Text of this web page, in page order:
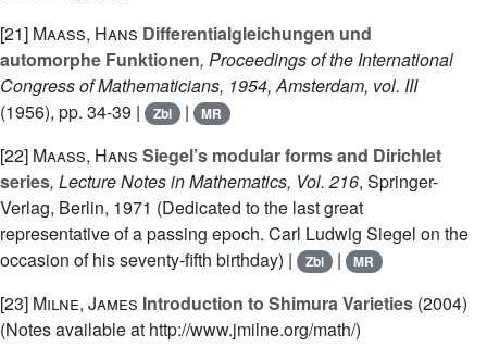
[21] Maass, Hans Differentialgleichungen und
automorphe Funktionen, Proceedings of the International
Congress of Mathematicians, 1954, Amsterdam, vol. III
(1956), pp. 34-39 |
Zbl | MR
[22] Maass, Hans Siegel’s modular forms and Dirichlet
series, Lecture Notes in Mathematics, Vol. 216, Springer-
Verlag, Berlin, 1971 (Dedicated to the last great
representative of a passing epoch. Carl Ludwig Siegel on the
occasion of his seventy-fifth birthday) |
Zbl | MR
[23] Milne, James Introduction to Shimura Varieties (2004)
(Notes available at http://www.jmilne.org/math/)